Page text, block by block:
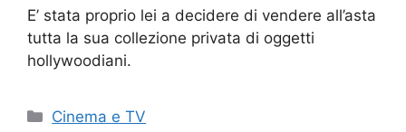
E’ stata proprio lei a decidere di vendere all’asta
tutta la sua collezione privata di oggetti
hollywoodiani.
Categorie
Cinema e TV